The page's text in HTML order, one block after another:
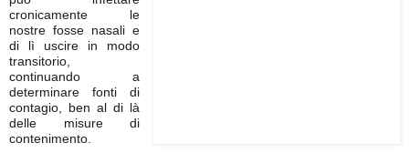
cronicamente le
nostre fosse nasali e
di lì uscire in modo
transitorio,
continuando a
determinare fonti di
contagio, ben al di là
delle misure di
contenimento.